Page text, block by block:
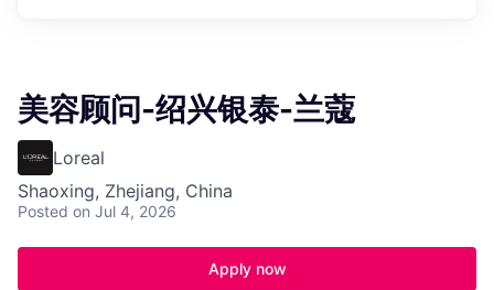
美容顾问-绍兴银泰-兰蔻
Loreal
Shaoxing, Zhejiang, China
Posted on Jul 4, 2026
Apply now